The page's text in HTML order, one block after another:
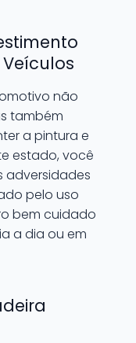
não
também
a pintura e
estado, você
pelo uso
bem cuidado
a dia ou em